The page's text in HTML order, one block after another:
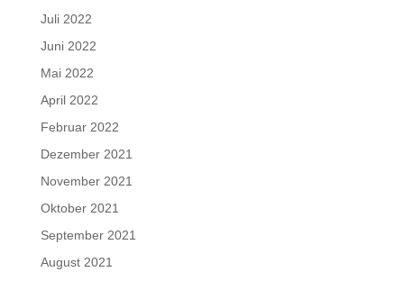
Juli 2022
Juni 2022
Mai 2022
April 2022
Februar 2022
Dezember 2021
November 2021
Oktober 2021
September 2021
August 2021